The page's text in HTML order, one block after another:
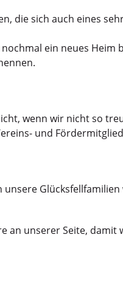
die sich auch eines
ein neues Heim
wenn wir nicht so
und
an unserer Seite,